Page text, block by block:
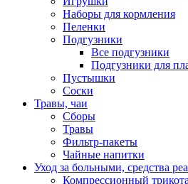
Наборы для кормления
Пеленки
Подгузники
Все подгузники
Подгузники для
Пустышки
Соски
Травы, чаи
Сборы
Травы
Фильтр-пакеты
Чайные напитки
Уход за больными, средства
Компрессионный